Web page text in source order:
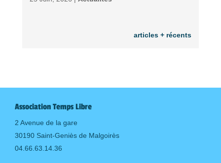
articles + récents
Association Temps Libre
2 Avenue de la gare
30190 Saint-Geniès de Malgoirès
04.66.63.14.36